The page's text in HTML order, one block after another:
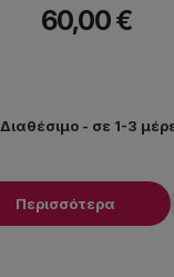
60,00 €
Διαθέσιμο - σε 1-3
Περισσότερα